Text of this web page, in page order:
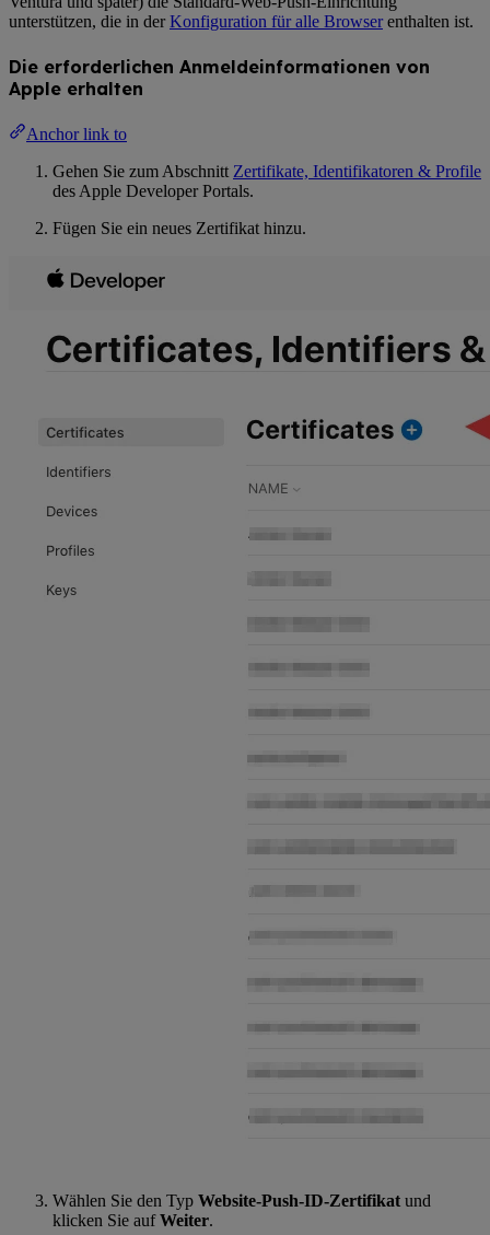
unterstützen, die in derKonfiguration für alle Browserenthalten ist.
Die erforderlichen Anmeldeinformationen von
Apple erhalten
Anchor link to
Gehen Sie zum Abschnitt Zertifikate, Identifikatoren & Profile
des Apple Developer Portals.
Fügen Sie ein neues Zertifikat hinzu.
Wählen Sie den Typ Website-Push-ID-Zertifikat und
klicken Sie aufWeiter.